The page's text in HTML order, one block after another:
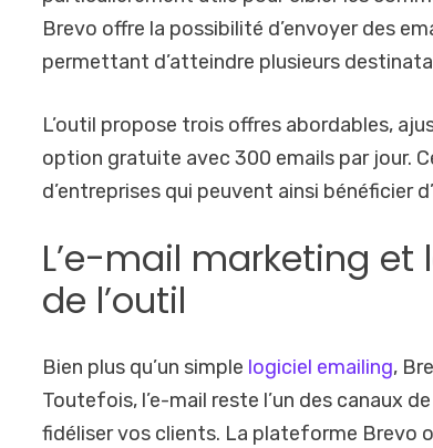
Brevo offre la possibilité d’envoyer des
permettant d’atteindre plusieurs
L’outil propose trois offres abordables,
option gratuite avec 300 emails par jour.
d’entreprises qui peuvent ainsi bénéficier
L’e-mail marketing
de l’outil
Bien plus qu’un simple logiciel emailing,
Toutefois, l’e-mail reste l’un des canaux
fidéliser vos clients. La plateforme Brevo